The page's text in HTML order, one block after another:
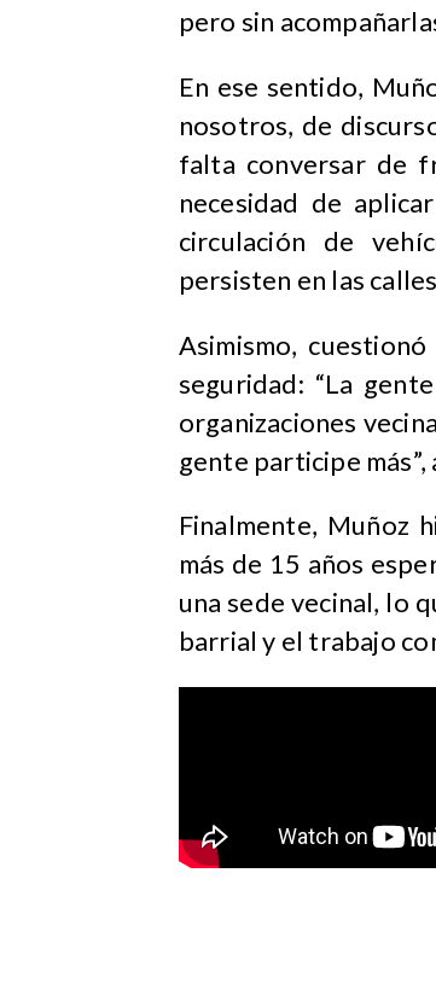
pero sin
En ese sentido,
nosotros, de
falta conversar de
necesidad de
circulación de
persisten en las
Asimismo,
seguridad: “La
organizaciones
gente participe
Finalmente, Muñoz
más de 15 años
una sede vecinal, lo
barrial y el trabajo